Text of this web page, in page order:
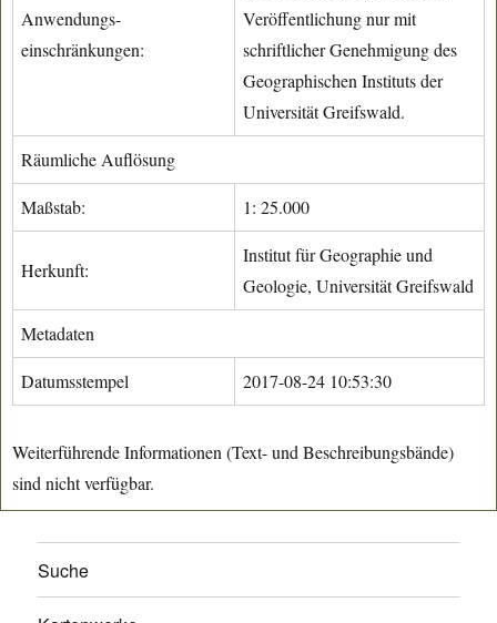
Anwendungs-
einschränkungen:
Veröffentlichung nur mit
schriftlicher Genehmigung des
Geographischen Instituts der
Universität Greifswald.
Räumliche Auflösung
Maßstab: 1: 25.000
Herkunft:
Institut für Geographie und
Geologie, Universität Greifswald
Metadaten
Datumsstempel 2017-08-24 10:53:30
Weiterführende Informationen (Text- und Beschreibungsbände)
sind nicht verfügbar.
Suche